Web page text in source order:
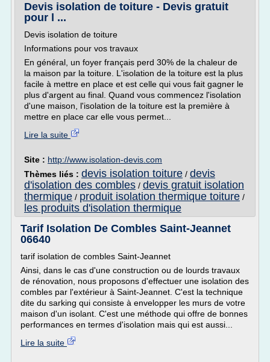
Devis isolation de toiture - Devis gratuit
pour l ...
Devis isolation de toiture
Informations pour vos travaux
En général, un foyer français perd 30% de la chaleur de
la maison par la toiture. L'isolation de la toiture est la plus
facile à mettre en place et est celle qui vous fait gagner le
plus d'argent au final. Quand vous commencez l'isolation
d'une maison, l'isolation de la toiture est la première à
mettre en place car elle vous permet...
Lire la suite
Site : http://www.isolation-devis.com
Thèmes liés : devis isolation toiture / devis
d'isolation des combles / devis gratuit isolation
thermique / produit isolation thermique toiture /
les produits d'isolation thermique
Tarif Isolation De Combles Saint-Jeannet
06640
tarif isolation de combles Saint-Jeannet
Ainsi, dans le cas d'une construction ou de lourds travaux
de rénovation, nous proposons d'effectuer une isolation des
combles par l'extérieur à Saint-Jeannet. C'est la technique
dite du sarking qui consiste à envelopper les murs de votre
maison d'un isolant. C'est une méthode qui offre de bonnes
performances en termes d'isolation mais qui est aussi...
Lire la suite